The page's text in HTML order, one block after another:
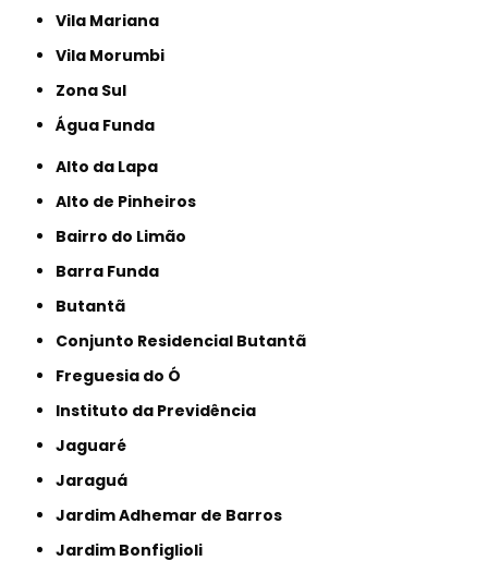
Vila Mariana
Vila Morumbi
Zona Sul
Água Funda
Alto da Lapa
Alto de Pinheiros
Bairro do Limão
Barra Funda
Butantã
Conjunto Residencial Butantã
Freguesia do Ó
Instituto da Previdência
Jaguaré
Jaraguá
Jardim Adhemar de Barros
Jardim Bonfiglioli